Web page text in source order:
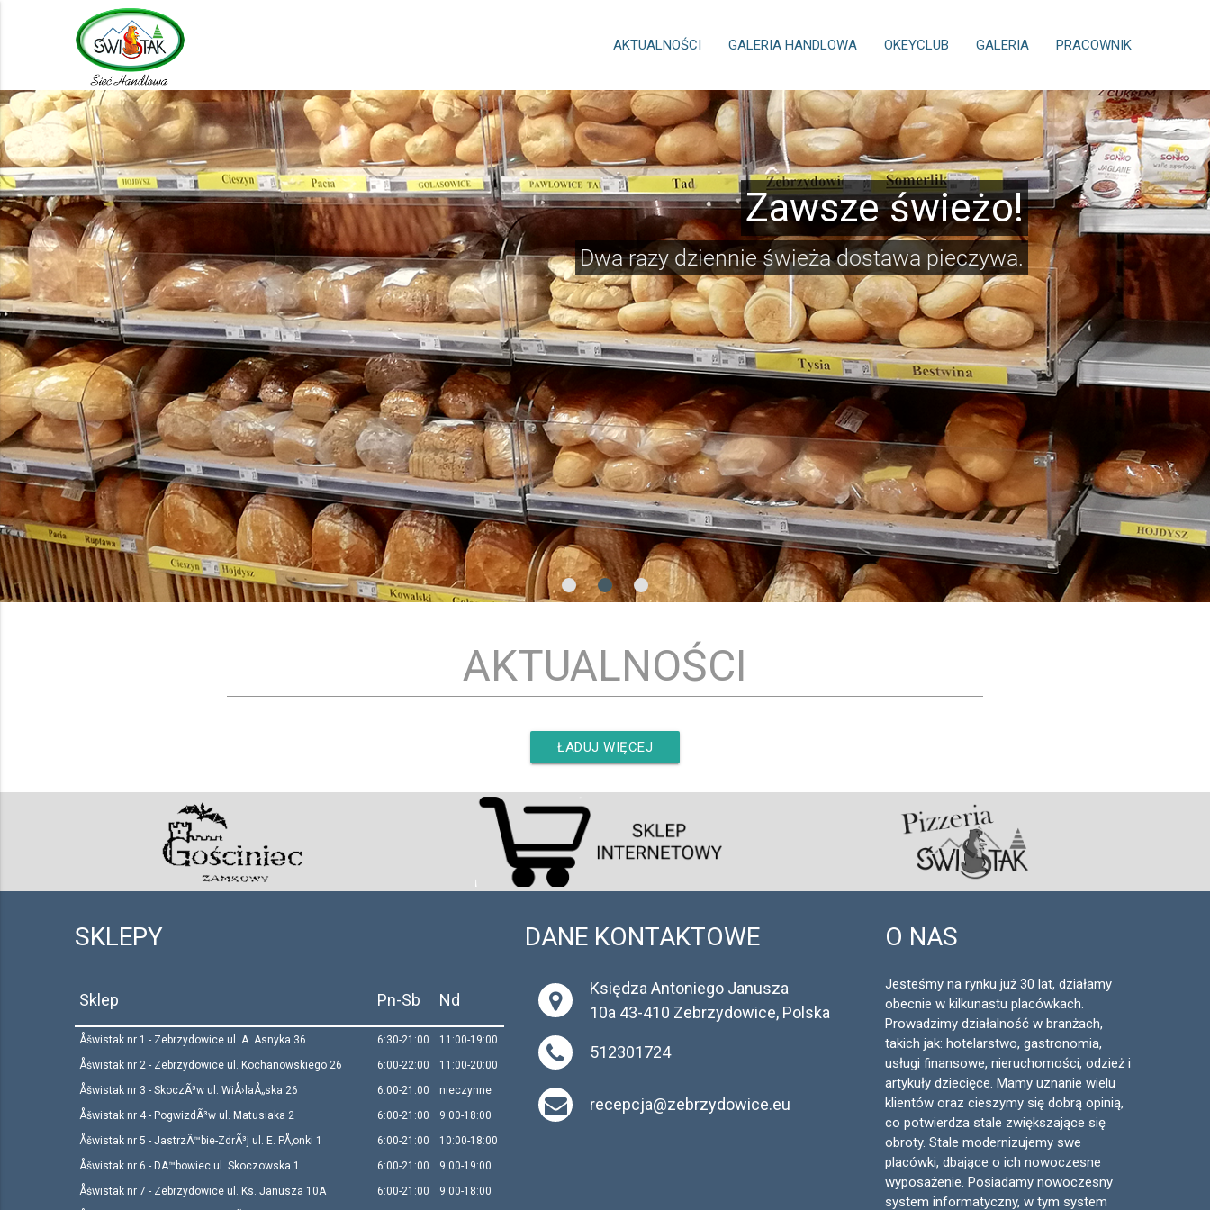
AKTUALNOŚCI GALERIA HANDLOWA OKEYCLUB GALERIA PRACOWNIK
Zawsze świeżo!
Dwa razy dziennie świeża dostawa pieczywa.
AKTUALNOŚCI
ŁADUJ WIĘCEJ
SKLEPY
Sklep Pn-Sb Nd
Åšwistak nr 1 - Zebrzydowice ul. A. Asnyka 36 6:30-21:00
11:00-19:00
Åšwistak nr 2 - Zebrzydowice ul. Kochanowskiego 26
6:00-22:00
11:00-20:00
Åšwistak nr 3 - SkoczÃ³w ul. WiÅ›laÅ„ska 26
6:00-21:00
nieczynne
Åšwistak nr 4 - PogwizdÃ³w ul. Matusiaka 2
6:00-21:00
9:00-18:00
Åšwistak nr 5 - JastrzÄ™bie-ZdrÃ³j ul. E. PÅ‚onki 1
6:00-21:00
10:00-18:00
Åšwistak nr 6 - DÄ™bowiec ul. Skoczowska 1
6:00-21:00
9:00-19:00
Åšwistak nr 7 - Zebrzydowice ul. Ks. Janusza 10A
6:00-21:00
9:00-18:00
DANE KONTAKTOWE
Księdza Antoniego Janusza
10a 43-410 Zebrzydowice, Polska
512301724
recepcja@zebrzydowice.eu
O NAS
Jesteśmy na rynku już 30 lat, działamy
obecnie w kilkunastu placówkach.
Prowadzimy działalność w branżach,
takich jak: hotelarstwo, gastronomia,
usługi finansowe, nieruchomości, odzież i
artykuły dziecięce. Mamy uznanie wielu
klientów oraz cieszymy się dobrą opinią,
co potwierdza stale zwiększające się
obroty. Stale modernizujemy swe
placówki, dbające o ich nowoczesne
wyposażenie. Posiadamy nowoczesny
system informatyczny, w tym system